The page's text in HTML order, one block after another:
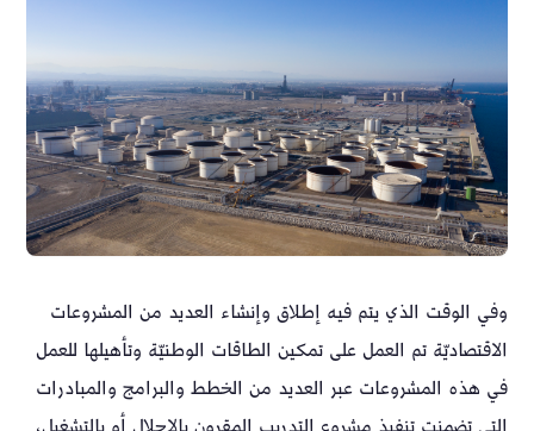
وفي الوقت الذي يتم فيه إطلاق وإنشاء العديد من المشروعات
الاقتصاديّة تم العمل على تمكين الطاقات الوطنيّة وتأهيلها للعمل
في هذه المشروعات عبر العديد من الخطط والبرامج والمبادرات